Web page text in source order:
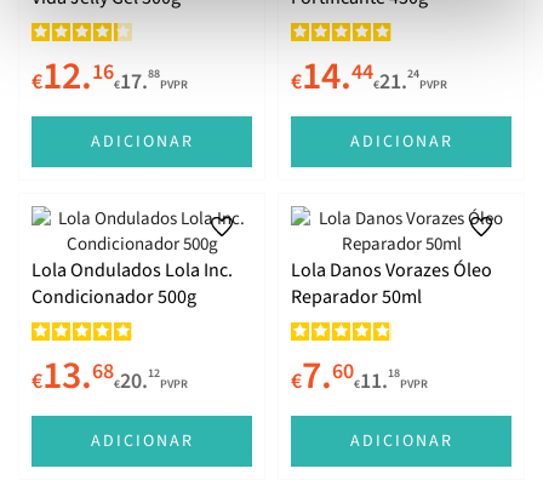
€12.16€17.88
PVPR
ADICIONAR
€14.44€21.24
PVPR
ADICIONAR
Lola Ondulados Lola Inc.
Condicionador 500g
€13.68€20.12
PVPR
ADICIONAR
Lola Danos Vorazes Óleo
Reparador 50ml
€7.60€11.18
PVPR
ADICIONAR